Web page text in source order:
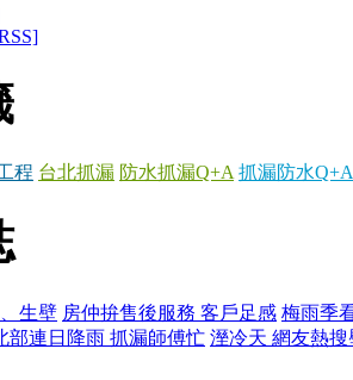
程 台北抓漏 防水抓漏Q+A 抓漏防水Q+A
生壁 房仲拚售後服務 客戶足感 梅雨季
部連日降雨 抓漏師傅忙 溼冷天 網友熱